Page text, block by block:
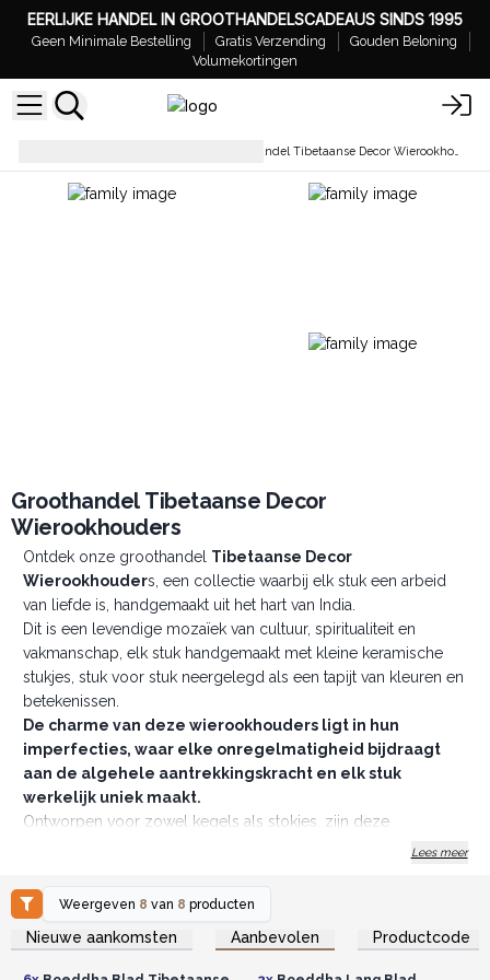
EERLIJKE HANDEL IN GROOTHANDELSCADEAUS SINDS 1995
Geen Minimale Bestelling Gratis Verzending
Gouden Beloning
Volumekortingen
Groothandel Tibetaanse Decor Wierookhouders
Groothandel Tibetaanse Decor
Wierookhouders
Ontdek onze groothandel Tibetaanse Decor
Wierookhouders, een collectie waarbij elk stuk een arbeid
van liefde is, handgemaakt uit het hart van India.
Dit is een levendige mozaïek van cultuur, spiritualiteit en
vakmanschap, elk stuk handgemaakt met kleine keramische
stukjes, stuk voor stuk neergelegd als een tapijt van kleuren en
betekenissen.
De charme van deze wierookhouders ligt in hun
imperfecties, waar elke onregelmatigheid bijdraagt
aan de algehele aantrekkingskracht en elk stuk
werkelijk uniek maakt.
Ontworpen voor zowel kegels als stokjes, zijn deze
wierookhouders niet alleen veelzijdig, maar ook uitingen van
unieke, het handgemaakte en het betekenisvolle vieren. Kleine
figuren van olifanten, Boeddha of Ganesha beschermen, leiden
en verlichten, waardoor elk stuk een schat aan symboliek en
Lees meer
Weergeven 8 van 8 producten
Nieuwe aankomsten Aanbevolen Productcode
Log in of registreer u voor
groothandelsprijzen.
Log in of registreer u voor
groothandelsprijzen.